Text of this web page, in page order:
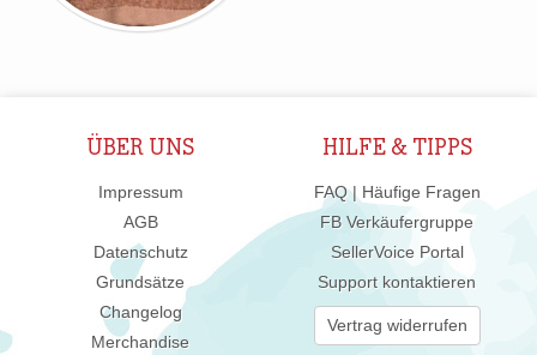
ÜBER UNS
Impressum
AGB
Datenschutz
Grundsätze
Changelog
Merchandise
HILFE & TIPPS
FAQ | Häufige Fragen
FB Verkäufergruppe
SellerVoice Portal
Support kontaktieren
Vertrag widerrufen